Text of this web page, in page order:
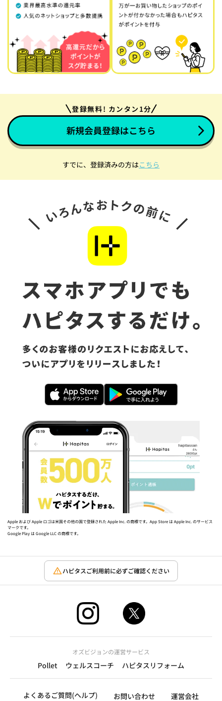
登録無料! カンタン1分
新規会員登録はこちら
すでに、登録済みの方はこちら
Apple および Apple ロゴは米国その他の国で登録された Apple Inc. の商標です。App Store は Apple Inc. のサービス
マークです。
Google Play は Google LLC の商標です。
ハピタスご利用前に必ずご確認ください
オズビジョンの運営サービス
Pollet ウェルスコーチ ハピタスリフォーム
よくあるご質問(ヘルプ) お問い合わせ 運営会社